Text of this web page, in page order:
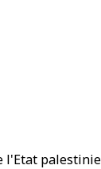
l'Etat